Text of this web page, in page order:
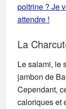
poitrine ? Je
attendre !
La
Le salami, le
jambon de
Cependant,
caloriques et